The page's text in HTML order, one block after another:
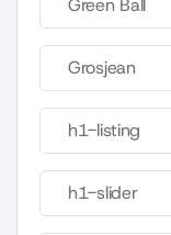
Grosjean
h1-listing
h1-slider